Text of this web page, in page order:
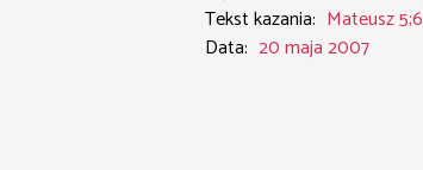
Tekst kazania: Mateusz 5;6
Data: 20 maja 2007